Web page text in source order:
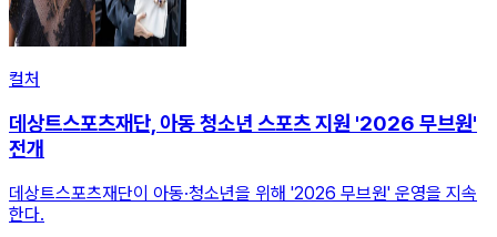
컬처
데상트스포츠재단, 아동 청소년 스포츠 지원 '2026 무브원'
전개
데상트스포츠재단이 아동·청소년을 위해 '2026 무브원' 운영을 지속
한다.